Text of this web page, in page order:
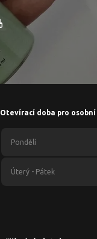
Otevírací doba pro
Pondělí
Úterý - Pátek